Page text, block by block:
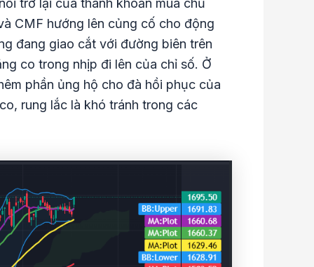
CMF hướng lên củng cố cho động
đang giao cắt với đường biên trên
co trong nhịp đi lên của chỉ số. Ở
phần ủng hộ cho đà hồi phục của
rung lắc là khó tránh trong các